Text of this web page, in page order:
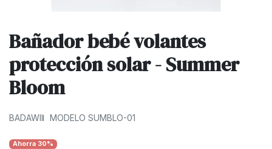
Bañador bebé volantes
protección solar - Summer
Bloom
BADAWII MODELO SUMBLO-01
Ahorra 30%